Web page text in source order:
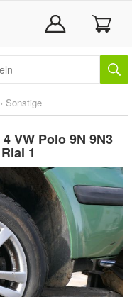
› Sonstige
VW Polo 9N 9N3
1